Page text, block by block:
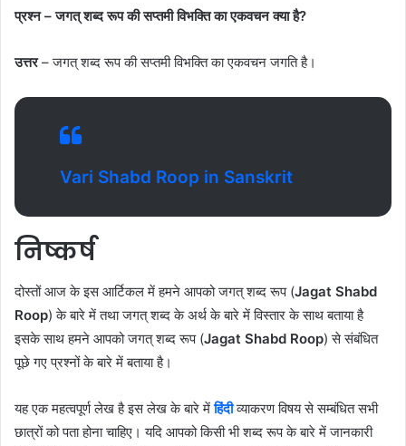
प्रश्न – जगत् शब्द रूप की सप्‍तमी विभक्ति का एकवचन क्या है?
उत्तर– जगत् शब्द रूप की सप्‍तमी विभक्ति का एकवचन जगति है।
Vari Shabd Roop in Sanskrit
निष्कर्ष
दोस्तों आज के इस आर्टिकल में हमने आपको जगत् शब्द रूप (Jagat Shabd
Roop) के बारे में तथा जगत् शब्द के अर्थ के बारे में विस्तार के साथ बताया है
इसके साथ हमने आपको जगत् शब्द रूप (Jagat Shabd Roop) से संबंधित
पूछे गए प्रश्नों के बारे में बताया है।
यह एक महत्वपूर्ण लेख है इस लेख के बारे मेंहिंदीव्याकरण विषय से सम्बंधित सभी
छात्रों को पता होना चाहिए। यदि आपको किसी भी शब्द रूप के बारे में जानकारी